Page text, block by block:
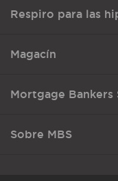
Respiro para las
Magacín
Mortgage Bankers
Sobre MBS